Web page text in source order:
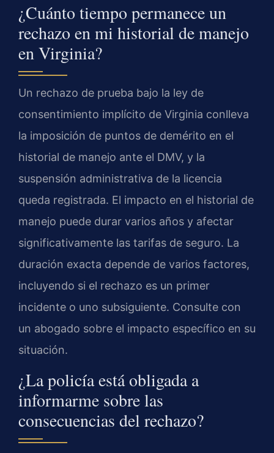
¿Cuánto tiempo permanece un
rechazo en mi historial de manejo
en Virginia?
Un rechazo de prueba bajo la ley de
consentimiento implícito de Virginia conlleva
la imposición de puntos de demérito en el
historial de manejo ante el DMV, y la
suspensión administrativa de la licencia
queda registrada. El impacto en el historial de
manejo puede durar varios años y afectar
significativamente las tarifas de seguro. La
duración exacta depende de varios factores,
incluyendo si el rechazo es un primer
incidente o uno subsiguiente. Consulte con
un abogado sobre el impacto específico en su
situación.
¿La policía está obligada a
informarme sobre las
consecuencias del rechazo?